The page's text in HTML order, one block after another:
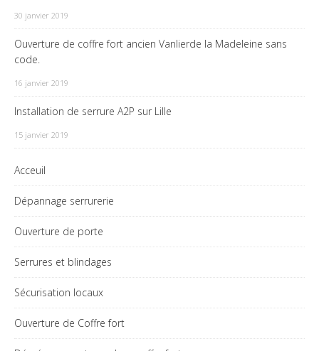
30 janvier 2019
Ouverture de coffre fort ancien Vanlierde la Madeleine sans
code.
16 janvier 2019
Installation de serrure A2P sur Lille
15 janvier 2019
Acceuil
Dépannage serrurerie
Ouverture de porte
Serrures et blindages
Sécurisation locaux
Ouverture de Coffre fort